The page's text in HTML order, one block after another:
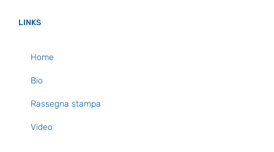
LINKS
Home
Bio
Rassegna stampa
Video